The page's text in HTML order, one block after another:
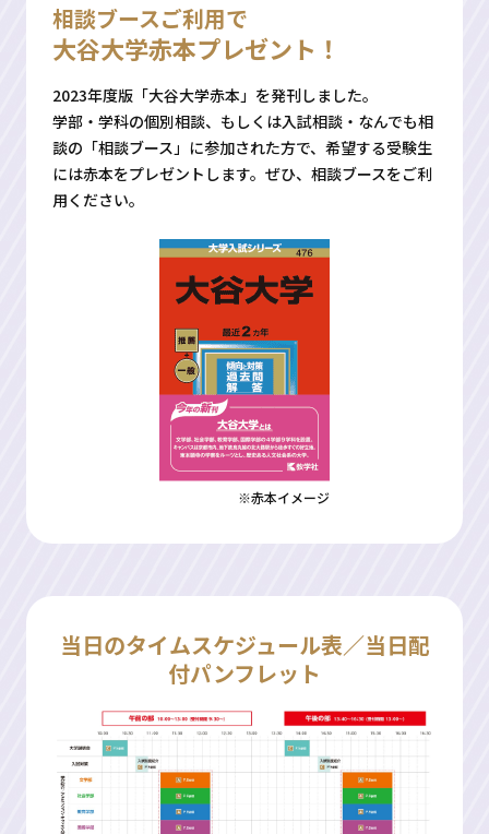
相談ブースご利用で
大谷大学赤本プレゼント！
2023年度版「大谷大学赤本」を発刊しました。
学部・学科の個別相談、もしくは入試相談・なんでも相
談の「相談ブース」に参加された方で、希望する受験生
には赤本をプレゼントします。ぜひ、相談ブースをご利
用ください。
※赤本イメージ
当日のタイムスケジュール表／当日配
付パンフレット